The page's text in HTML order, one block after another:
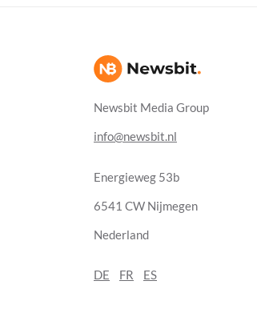
Newsbit Media Group
info@newsbit.nl
Energieweg 53b
6541 CW Nijmegen
Nederland
DE FR ES